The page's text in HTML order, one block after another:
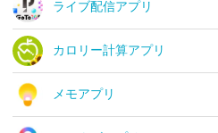
ライブ配信アプリ
カロリー計算アプリ
メモアプリ